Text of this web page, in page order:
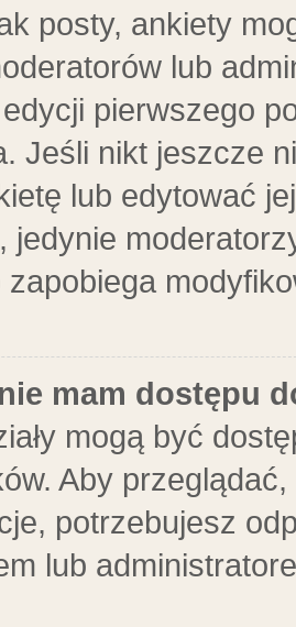
posty, ankiety
lub
pierwszego
Jeśli nikt jeszcze
lub edytować
jedynie
zapobiega
mam dostępu
mogą być
Aby
potrzebujesz
lub